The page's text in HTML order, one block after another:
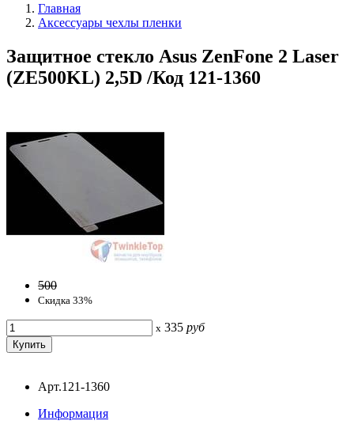
Главная
Аксессуары чехлы пленки
Защитное стекло Asus ZenFone 2 Laser
(ZE500KL) 2,5D /Код 121-1360
500
Скидка 33%
x 335 руб
Арт.121-1360
Информация